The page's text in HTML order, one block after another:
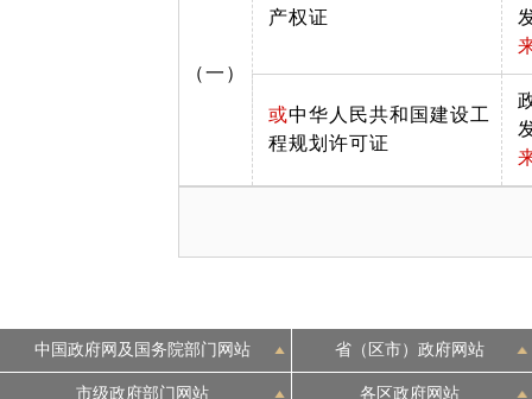
（一）
产权证
或中华人民共和国建设工
程规划许可证
中国政府网及国务院部门网站 省（区市）政府网站
市级政府部门网站 各区政府网站